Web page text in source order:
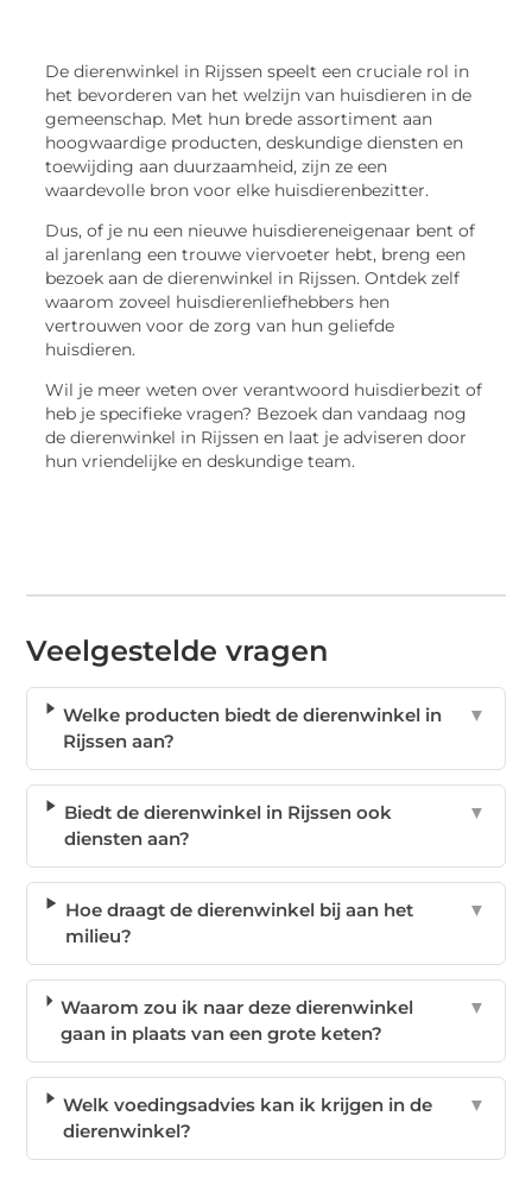
De dierenwinkel in Rijssen speelt een cruciale rol in
het bevorderen van het welzijn van huisdieren in de
gemeenschap. Met hun brede assortiment aan
hoogwaardige producten, deskundige diensten en
toewijding aan duurzaamheid, zijn ze een
waardevolle bron voor elke huisdierenbezitter.
Dus, of je nu een nieuwe huisdiereneigenaar bent of
al jarenlang een trouwe viervoeter hebt, breng een
bezoek aan de dierenwinkel in Rijssen. Ontdek zelf
waarom zoveel huisdierenliefhebbers hen
vertrouwen voor de zorg van hun geliefde
huisdieren.
Wil je meer weten over verantwoord huisdierbezit of
heb je specifieke vragen? Bezoek dan vandaag nog
de dierenwinkel in Rijssen en laat je adviseren door
hun vriendelijke en deskundige team.
Veelgestelde vragen
Welke producten biedt de dierenwinkel in
Rijssen aan?
▼
Biedt de dierenwinkel in Rijssen ook
diensten aan?
▼
Hoe draagt de dierenwinkel bij aan het
milieu?
▼
Waarom zou ik naar deze dierenwinkel
gaan in plaats van een grote keten?
▼
Welk voedingsadvies kan ik krijgen in de
dierenwinkel?
▼